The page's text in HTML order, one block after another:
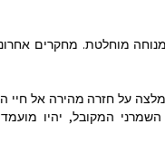
מוחלטת. מחקרים
על חזרה מהירה אל חיי
המקובל, יהיו